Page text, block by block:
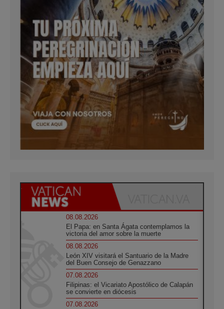
08.08.2026
El Papa: en Santa Ágata contemplamos la
victoria del amor sobre la muerte
08.08.2026
León XIV visitará el Santuario de la Madre
del Buen Consejo de Genazzano
07.08.2026
Filipinas: el Vicariato Apostólico de Calapán
se convierte en diócesis
07.08.2026